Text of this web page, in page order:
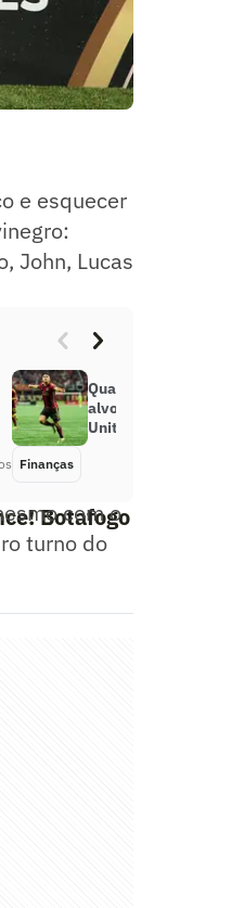
e esquecer
John, Lucas
Qual é o salário de
alvo do Botafogo, no
United?
Finanças
Botafogo
com o
turno do